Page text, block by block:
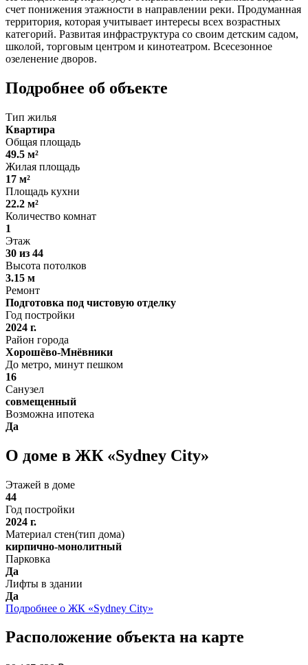
счет понижения этажности в направлении реки. Продуманная
территория, которая учитывает интересы всех возрастных
категорий. Развитая инфраструктура со своим детским садом,
школой, торговым центром и кинотеатром. Всесезонное
озеленение дворов.
Подробнее об объекте
Тип жилья
Квартира
Общая площадь
49.5 м²
Жилая площадь
17 м²
Площадь кухни
22.2 м²
Количество комнат
1
Этаж
30 из 44
Высота потолков
3.15 м
Ремонт
Подготовка под чистовую отделку
Год постройки
2024 г.
Район города
Хорошёво-Мнёвники
До метро, минут пешком
16
Санузел
совмещенный
Возможна ипотека
Да
О доме в ЖК «Sydney City»
Этажей в доме
44
Год постройки
2024 г.
Материал стен(тип дома)
кирпично-монолитный
Парковка
Да
Лифты в здании
Да
Подробнее о ЖК «Sydney City»
Расположение объекта на карте